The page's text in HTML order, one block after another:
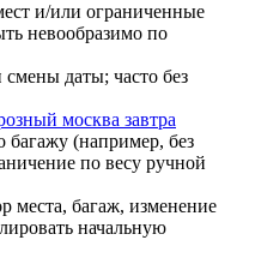
и/или ограниченные
невообразимо по
смены даты; часто без
москва завтра
багажу (например, без
по весу ручной
места, багаж, изменение
начальную